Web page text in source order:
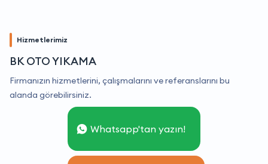
Hizmetlerimiz
BK OTO YIKAMA
Firmanızın hizmetlerini, çalışmalarını ve referanslarını bu
alanda görebilirsiniz.
Whatsapp'tan yazın!